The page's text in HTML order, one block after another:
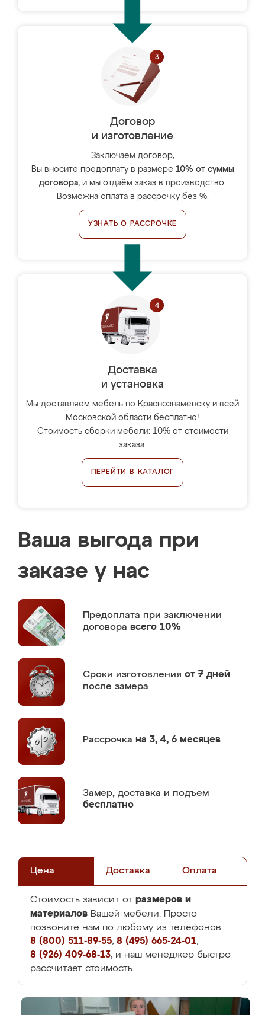
Договор
и изготовление
Заключаем договор,
Вы вносите предоплату в размере 10% от суммы
договора, и мы отдаём заказ в производство.
Возможна оплата в рассрочку без %.
УЗНАТЬ О РАССРОЧКЕ
Доставка
и установка
Мы доставляем мебель по Краснознаменску и всей
Московской области бесплатно!
Стоимость сборки мебели: 10% от стоимости
заказа.
ПЕРЕЙТИ В КАТАЛОГ
Ваша выгода при
заказе у нас
Предоплата при заключении
договора всего 10%
Сроки изготовления от 7 дней
после замера
Рассрочка на 3, 4, 6 месяцев
Замер, доставка и подъем
бесплатно
Цена Доставка Оплата
Стоимость зависит от размеров и
материалов Вашей мебели. Просто
позвоните нам по любому из телефонов:
8 (800) 511-89-55, 8 (495) 665-24-01,
8 (926) 409-68-13, и наш менеджер быстро
рассчитает стоимость.